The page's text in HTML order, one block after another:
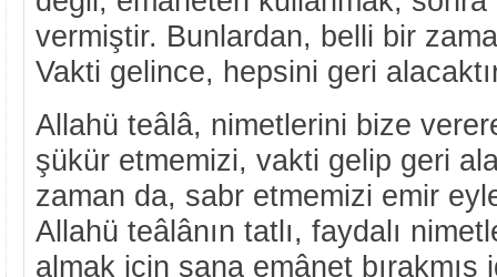
vermiştir. Bunlardan, belli bir
Vakti gelince, hepsini geri
Allahü teâlâ, nimetlerini bize
şükür etmemizi, vakti gelip geri
zaman da, sabr etmemizi emir
Allahü teâlânın tatlı, faydalı
almak için sana emânet bırakmış